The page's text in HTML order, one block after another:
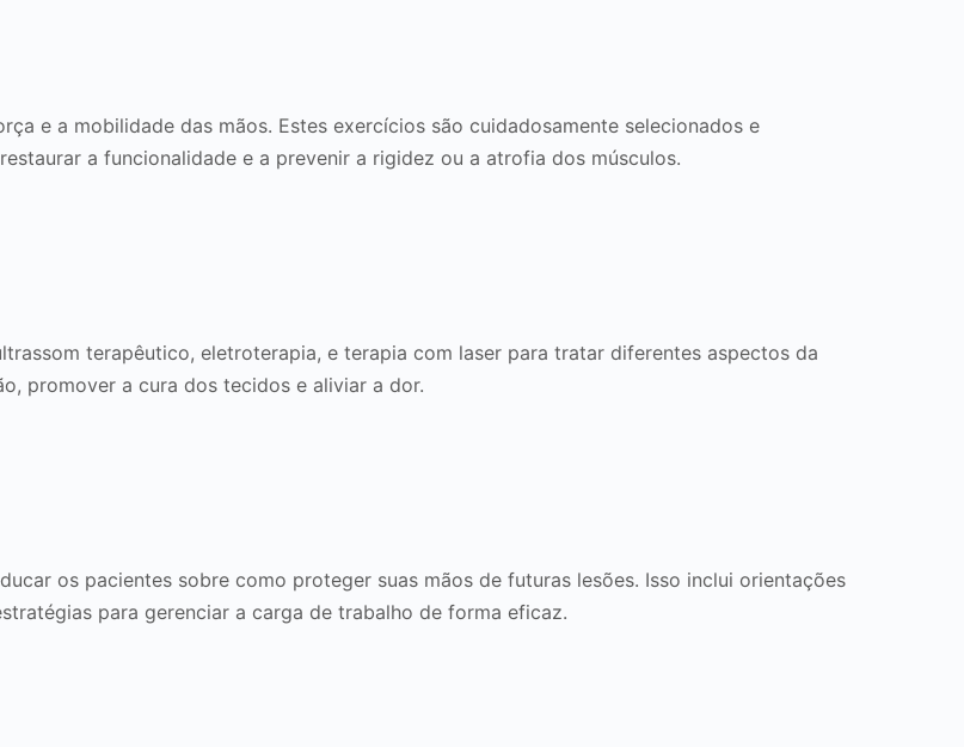
e a mobilidade das mãos. Estes exercícios são cuidadosamente selecionados e
a funcionalidade e a prevenir a rigidez ou a atrofia dos músculos.
terapêutico, eletroterapia, e terapia com laser para tratar diferentes aspectos da
promover a cura dos tecidos e aliviar a dor.
os pacientes sobre como proteger suas mãos de futuras lesões. Isso inclui orientações
para gerenciar a carga de trabalho de forma eficaz.